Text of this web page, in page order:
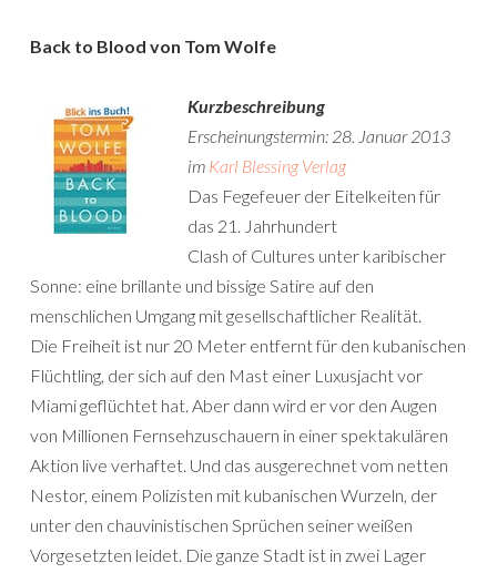
Back to Blood von Tom Wolfe
Kurzbeschreibung
Erscheinungstermin: 28. Januar 2013
im Karl Blessing Verlag
Das Fegefeuer der Eitelkeiten für
das 21. Jahrhundert
Clash of Cultures unter karibischer
Sonne: eine brillante und bissige Satire auf den
menschlichen Umgang mit gesellschaftlicher Realität.
Die Freiheit ist nur 20 Meter entfernt für den kubanischen
Flüchtling, der sich auf den Mast einer Luxusjacht vor
Miami geflüchtet hat. Aber dann wird er vor den Augen
von Millionen Fernsehzuschauern in einer spektakulären
Aktion live verhaftet. Und das ausgerechnet vom netten
Nestor, einem Polizisten mit kubanischen Wurzeln, der
unter den chauvinistischen Sprüchen seiner weißen
Vorgesetzten leidet. Die ganze Stadt ist in zwei Lager